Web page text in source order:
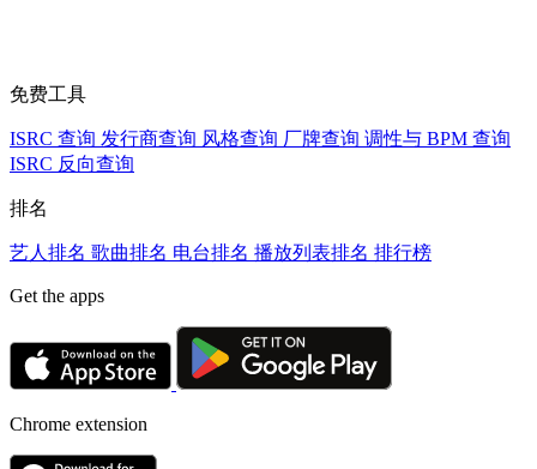
免费工具
ISRC 查询 发行商查询 风格查询 厂牌查询 调性与 BPM 查询
ISRC 反向查询
排名
艺人排名 歌曲排名 电台排名 播放列表排名 排行榜
Get the apps
Chrome extension